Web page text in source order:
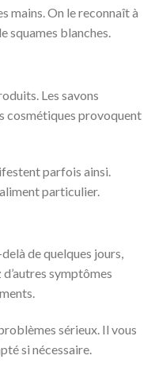
mains. On le reconnaît à
squames blanches.
Les savons
cosmétiques provoquent
parfois ainsi.
particulier.
de quelques jours,
symptômes
sérieux. Il vous
si nécessaire.